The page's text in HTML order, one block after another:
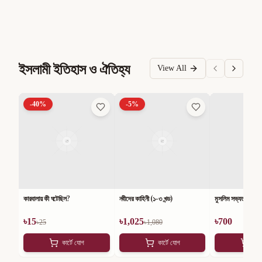
ইসলামী ইতিহাস ও ঐতিহ্য View All
-40%
কারবালায় কী ঘটেছিল?
৳15৳25
কার্টে যোগ
-5%
নবীদের কাহিনী (১-৩ খন্ড)
৳1,025৳1,080
কার্টে যোগ
মুসলিম সভ্যতার
৳700